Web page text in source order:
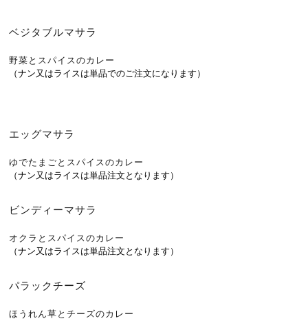
ベジタブルマサラ
野菜とスパイスのカレー
（ナン又はライスは単品でのご注文になります）
エッグマサラ
ゆでたまごとスパイスのカレー
（ナン又はライスは単品注文となります）
ビンディーマサラ
オクラとスパイスのカレー
（ナン又はライスは単品注文となります）
パラックチーズ
ほうれん草とチーズのカレー